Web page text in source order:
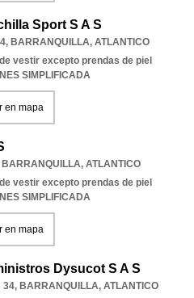
Sport S A S
, BARRANQUILLA, ATLANTICO
vestir excepto prendas de piel
SIMPLIFICADA
en mapa
BARRANQUILLA, ATLANTICO
vestir excepto prendas de piel
SIMPLIFICADA
en mapa
Dysucot S A S
34, BARRANQUILLA, ATLANTICO